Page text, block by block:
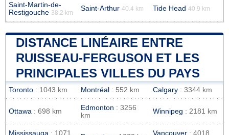
Saint-Martin-de-
Restigouche 38.2 km
Saint-Arthur 40.4 km Tide Head 40.9 km
DISTANCE LINÉAIRE ENTRE
RUISSEAU-FERGUSON ET LES
PRINCIPALES VILLES DU PAYS
Toronto : 1043 km Montréal : 552 km Calgary : 3344 km
Ottawa : 698 km Edmonton : 3256
km
Winnipeg : 2181 km
Mississauga : 1071
Vancouver : 4018